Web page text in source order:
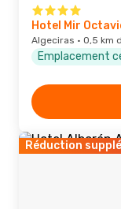
Hotel Mir
Algeciras · 0,5 km
Emplacement
Réduction